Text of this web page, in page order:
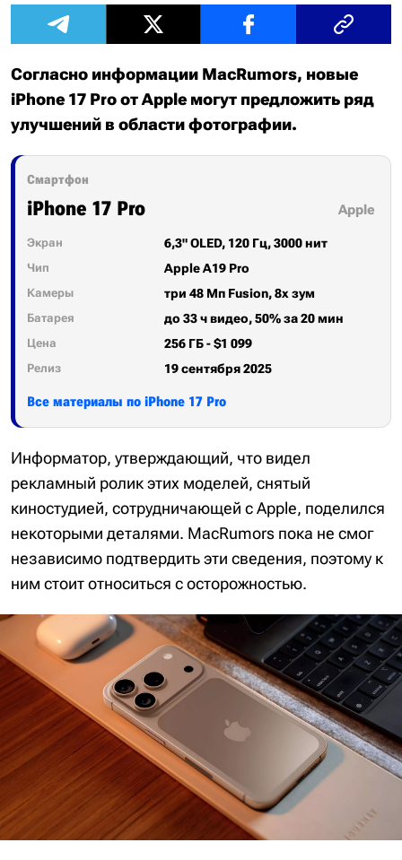
Согласно информации MacRumors, новые
iPhone 17 Pro от Apple могут предложить ряд
улучшений в области фотографии.
Смартфон
iPhone 17 Pro Apple
Экран 6,3" OLED, 120 Гц, 3000 нит
Чип Apple A19 Pro
Камеры три 48 Мп Fusion, 8x зум
Батарея до 33 ч видео, 50% за 20 мин
Цена 256 ГБ - $1 099
Релиз 19 сентября 2025
Все материалы по iPhone 17 Pro
Информатор, утверждающий, что видел
рекламный ролик этих моделей, снятый
киностудией, сотрудничающей с Apple, поделился
некоторыми деталями. MacRumors пока не смог
независимо подтвердить эти сведения, поэтому к
ним стоит относиться с осторожностью.